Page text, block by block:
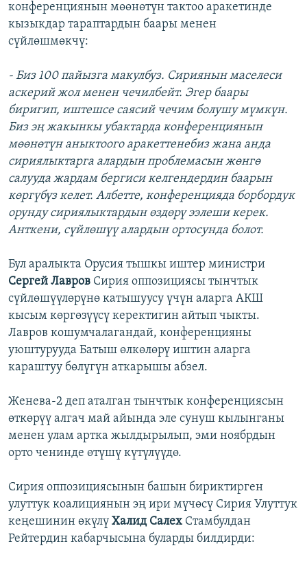
конференциянын мөөнөтүн тактоо аракетинде
кызыкдар тараптардын баары менен
сүйлөшмөкчү:
- Биз 100 пайызга макулбуз. Сириянын маселеси
аскерий жол менен чечилбейт. Эгер баары
биригип, иштешсе саясий чечим болушу мүмкүн.
Биз эң жакынкы убактарда конференциянын
мөөнөтүн аныктоого аракеттенебиз жана анда
сириялыктарга алардын проблемасын жөнгө
салууда жардам бергиси келгендердин баарын
көргүбүз келет. Албетте, конференцияда борбордук
орунду сириялыктардын өздөрү ээлеши керек.
Анткени, сүйлөшүү алардын ортосунда болот.
Бул аралыкта Орусия тышкы иштер министри
Сергей Лавров Сирия оппозициясы тынчтык
сүйлөшүүлөрүнө катышуусу үчүн аларга АКШ
кысым көргөзүүсү керектигин айтып чыкты.
Лавров кошумчалагандай, конференцияны
уюштурууда Батыш өлкөлөрү иштин аларга
караштуу бөлүгүн аткарышы абзел.
Женева-2 деп аталган тынчтык конференциясын
өткөрүү алгач май айында эле сунуш кылынганы
менен улам артка жылдырылып, эми ноябрдын
орто ченинде өтүшү күтүлүүдө.
Сирия оппозициясынын башын бириктирген
улуттук коалициянын эң ири мүчөсү Сирия Улуттук
кеңешинин өкүлү Халид Салех Стамбулдан
Рейтердин кабарчысына буларды билдирди: